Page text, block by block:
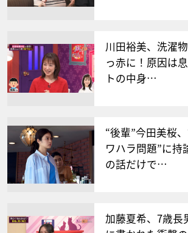
川田裕美、洗濯
っ赤に！原因は
トの中身…
“後輩”今田美桜
ワハラ問題”に持
の話だけで…
加藤夏希、7歳長